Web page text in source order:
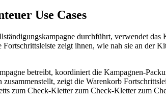
Use Cases
durchführt, verwendet
zeigt ihnen, wie nah sie an der
betreibt, koordiniert die Kampagnen-
zeigt die Warenkorb
zum Check-Kletter zum Check-Kletter zum